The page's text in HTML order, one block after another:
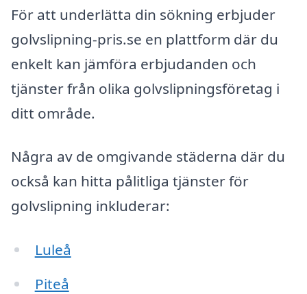
För att underlätta din sökning erbjuder
golvslipning-pris.se en plattform där du
enkelt kan jämföra erbjudanden och
tjänster från olika golvslipningsföretag i
ditt område.
Några av de omgivande städerna där du
också kan hitta pålitliga tjänster för
golvslipning inkluderar:
Luleå
Piteå